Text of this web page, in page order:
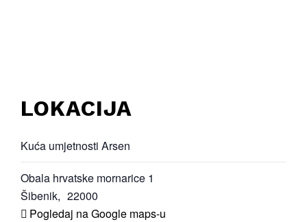
LOKACIJA
Kuća umjetnosti Arsen
Obala hrvatske mornarice 1
Šibenik, 22000
Pogledaj na Google maps-u